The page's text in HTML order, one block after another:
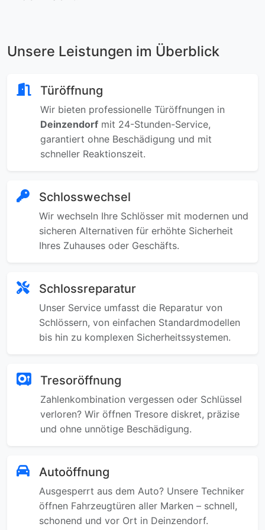
Unsere Leistungen im Überblick
Türöffnung
Wir bieten professionelle Türöffnungen in
Deinzendorf mit 24-Stunden-Service,
garantiert ohne Beschädigung und mit
schneller Reaktionszeit.
Schlosswechsel
Wir wechseln Ihre Schlösser mit modernen und
sicheren Alternativen für erhöhte Sicherheit
Ihres Zuhauses oder Geschäfts.
Schlossreparatur
Unser Service umfasst die Reparatur von
Schlössern, von einfachen Standardmodellen
bis hin zu komplexen Sicherheitssystemen.
Tresoröffnung
Zahlenkombination vergessen oder Schlüssel
verloren? Wir öffnen Tresore diskret, präzise
und ohne unnötige Beschädigung.
Autoöffnung
Ausgesperrt aus dem Auto? Unsere Techniker
öffnen Fahrzeugtüren aller Marken – schnell,
schonend und vor Ort in Deinzendorf.